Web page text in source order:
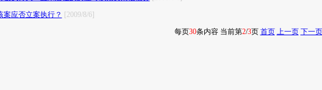
案应否立案执行？ [2009/8/6]
每页30条内容 当前第2/3页 首页 上一页 下一页